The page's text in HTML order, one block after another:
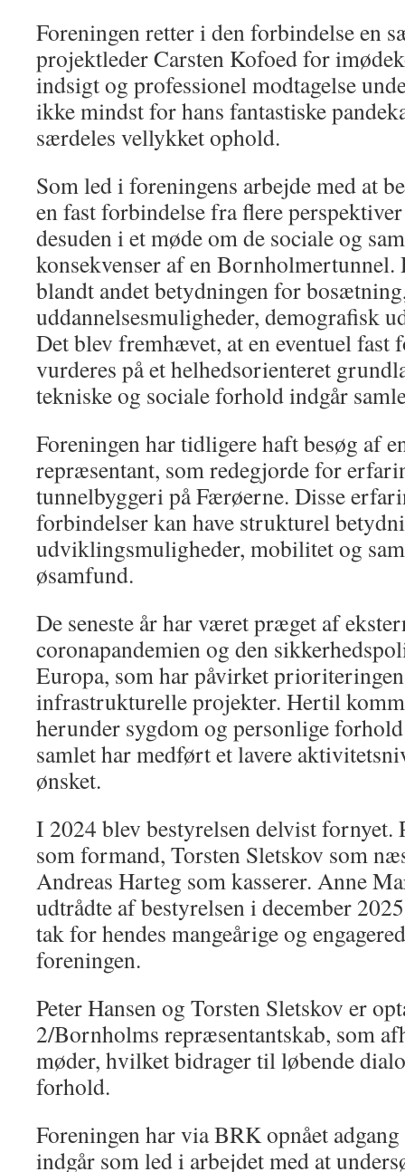
Foreningen retter i den forbindelse en
projektleder Carsten Kofoed for
indsigt og professionel modtagelse
ikke mindst for hans fantastiske
særdeles vellykket ophold.
Som led i foreningens arbejde med at
en fast forbindelse fra flere
desuden i et møde om de sociale og
konsekvenser af en
blandt andet betydningen for
uddannelsesmuligheder, demografisk
Det blev fremhævet, at en eventuel fast
vurderes på et helhedsorienteret
tekniske og sociale forhold indgår
Foreningen har tidligere haft besøg af
repræsentant, som redegjorde for
tunnelbyggeri på Færøerne. Disse
forbindelser kan have strukturel
udviklingsmuligheder, mobilitet og
øsamfund.
De seneste år har været præget af
coronapandemien og den
Europa, som har påvirket
infrastrukturelle projekter. Hertil
herunder sygdom og personlige
samlet har medført et lavere
ønsket.
I 2024 blev bestyrelsen delvist fornyet.
som formand, Torsten Sletskov som
Andreas Harteg som kasserer. Anne
udtrådte af bestyrelsen i december
tak for hendes mangeårige og
foreningen.
Peter Hansen og Torsten Sletskov er
2/Bornholms repræsentantskab, som
møder, hvilket bidrager til løbende
forhold.
Foreningen har via BRK opnået
indgår som led i arbejdet med at